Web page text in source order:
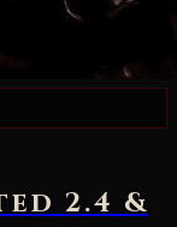
2.4 &